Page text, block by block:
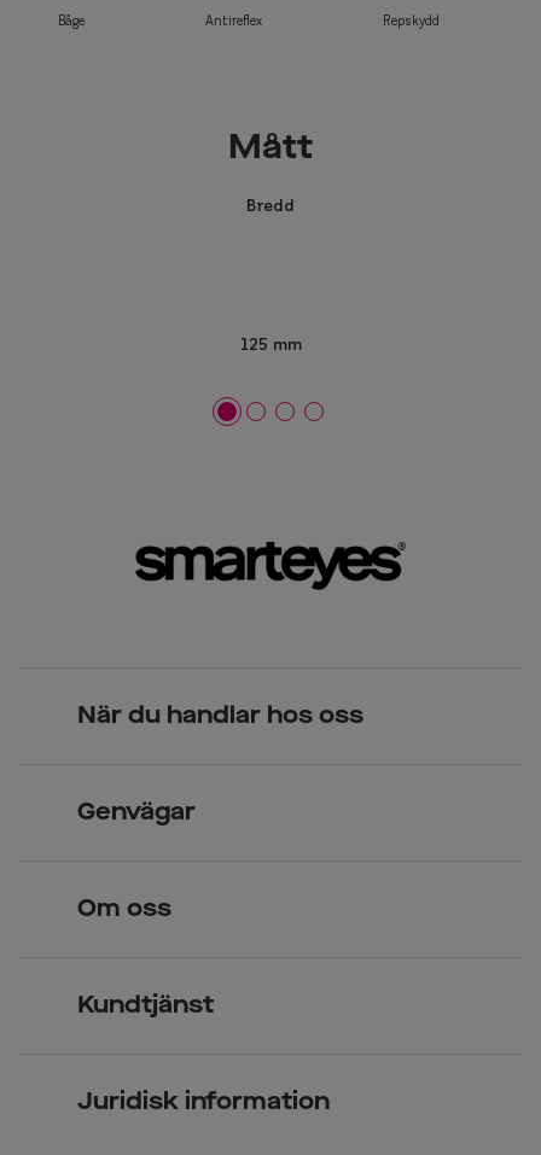
Båge Antireflex Repskydd
Mått
Bredd
125 mm
När du handlar hos oss
Över 70 butiker
Genvägar
Kontaktlinser
Om oss
Kundtjänst
Juridisk information